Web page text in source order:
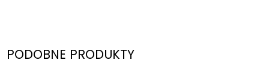
PODOBNE PRODUKTY